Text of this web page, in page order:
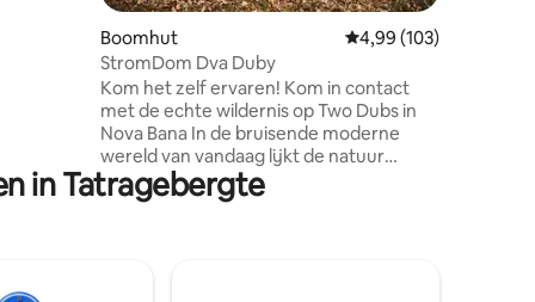
Boomhut Gemiddelde
4,99 (103)
StromDom Dva Duby
Kom het zelf ervaren! Kom in contact
met de echte wildernis op Two Dubs in
Nova Bana In de bruisende moderne
wereld van vandaag lijkt de natuur
misschien buiten ons bereik. Wij nodigen
je uit om alles even achter te laten en je
in Tatragebergte